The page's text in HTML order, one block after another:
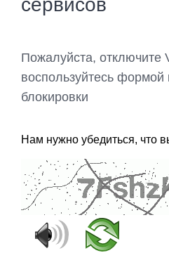
сервисов
Пожалуйста, отключите
воспользуйтесь
блокировки
Нам нужно убедиться, что